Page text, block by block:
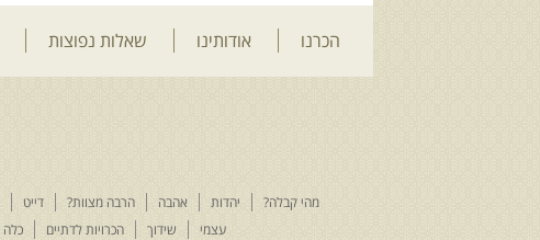
הכרנו אודותינו שאלות נפוצות
מהי קבלה? יהדות אהבה הרבה מצוות? דייט
עצמי
שידוך הכרויות לדתיים כלה